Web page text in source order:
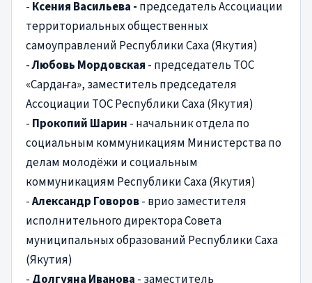
- Ксения Васильева - председатель Ассоциации
территориальных общественных
самоуправлений Республики Саха (Якутия)
-Любовь Мордовская - председатель ТОС
«Сардаҥа», заместитель председателя
Ассоциации ТОС Республики Саха (Якутия)
- Прокопий Шарин - начальник отдела по
социальным коммуникациям Министерства по
делам молодёжи и социальным
коммуникациям Республики Саха (Якутия)
-Александр Говоров- врио заместителя
исполнительного директора Совета
муниципальных образований Республики Саха
(Якутия)